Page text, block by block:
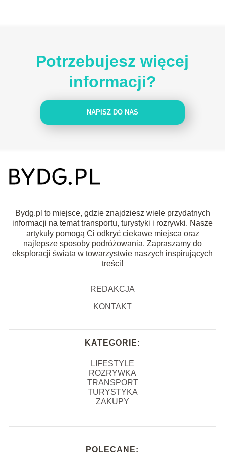
Potrzebujesz więcej
informacji?
NAPISZ DO NAS
Bydg.pl to miejsce, gdzie znajdziesz wiele przydatnych
informacji na temat transportu, turystyki i rozrywki. Nasze
artykuły pomogą Ci odkryć ciekawe miejsca oraz
najlepsze sposoby podróżowania. Zapraszamy do
eksploracji świata w towarzystwie naszych inspirujących
treści!
REDAKCJA
KONTAKT
KATEGORIE:
LIFESTYLE
ROZRYWKA
TRANSPORT
TURYSTYKA
ZAKUPY
POLECANE: